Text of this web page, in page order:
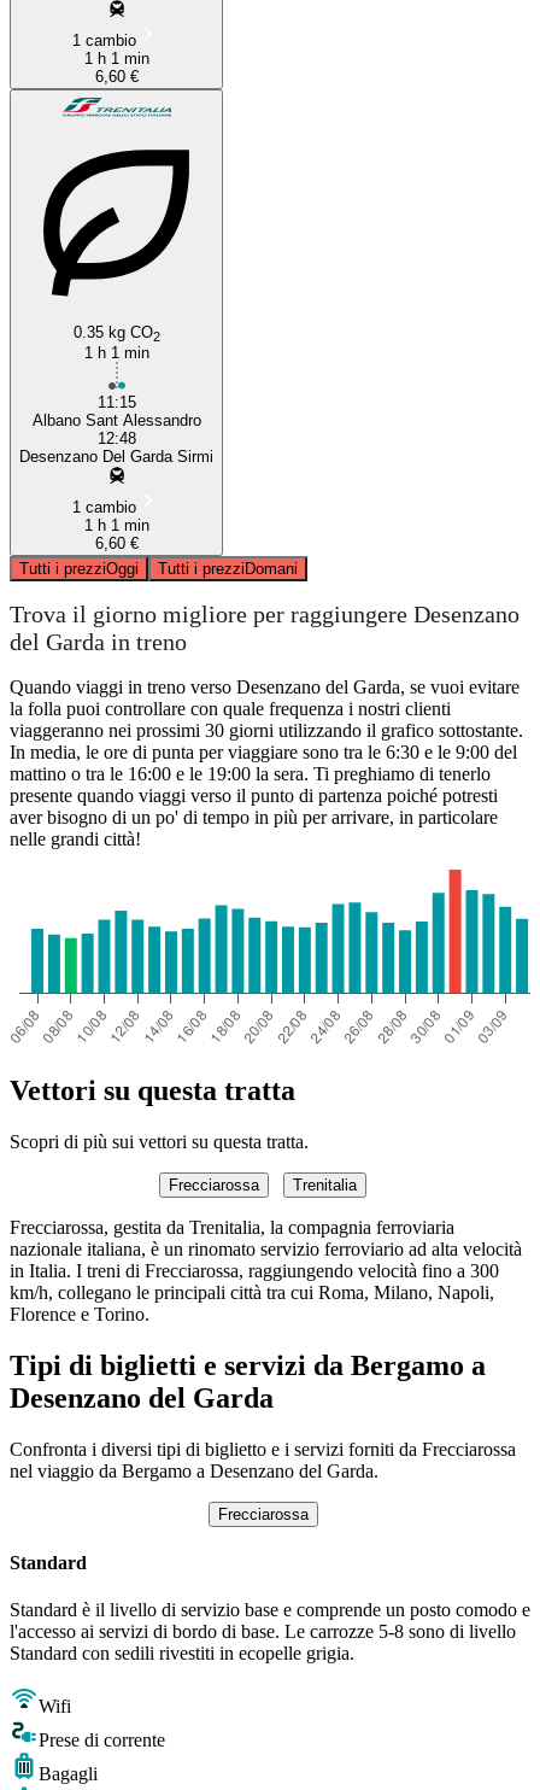
1 cambio
1 h 1 min
6,60 €
0.35 kg CO2
1 h 1 min
11:15
Albano Sant Alessandro
12:48
Desenzano Del Garda Sirmi
1 cambio
1 h 1 min
6,60 €
Tutti i prezziOggi Tutti i prezziDomani
Trova il giorno migliore per raggiungere Desenzano
del Garda in treno
Quando viaggi in treno verso Desenzano del Garda, se vuoi evitare
la folla puoi controllare con quale frequenza i nostri clienti
viaggeranno nei prossimi 30 giorni utilizzando il grafico sottostante.
In media, le ore di punta per viaggiare sono tra le 6:30 e le 9:00 del
mattino o tra le 16:00 e le 19:00 la sera. Ti preghiamo di tenerlo
presente quando viaggi verso il punto di partenza poiché potresti
aver bisogno di un po' di tempo in più per arrivare, in particolare
nelle grandi città!
Vettori su questa tratta
Scopri di più sui vettori su questa tratta.
Frecciarossa Trenitalia
Frecciarossa, gestita da Trenitalia, la compagnia ferroviaria
nazionale italiana, è un rinomato servizio ferroviario ad alta velocità
in Italia. I treni di Frecciarossa, raggiungendo velocità fino a 300
km/h, collegano le principali città tra cui Roma, Milano, Napoli,
Florence e Torino.
Tipi di biglietti e servizi da Bergamo a
Desenzano del Garda
Confronta i diversi tipi di biglietto e i servizi forniti da Frecciarossa
nel viaggio da Bergamo a Desenzano del Garda.
Frecciarossa
Standard
Standard è il livello di servizio base e comprende un posto comodo e
l'accesso ai servizi di bordo di base. Le carrozze 5-8 sono di livello
Standard con sedili rivestiti in ecopelle grigia.
Wifi
Prese di corrente
Bagagli